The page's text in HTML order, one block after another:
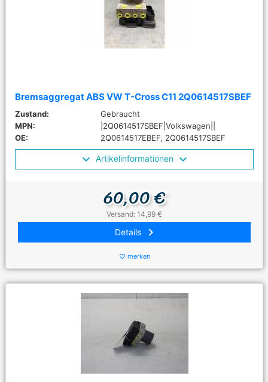
Bremsaggregat ABS VW T-Cross C11 2Q0614517SBEF
Zustand:
Gebraucht
MPN:
|2Q0614517SBEF|Volkswagen||
OE:
2Q0614517EBEF, 2Q0614517SBEF
Artikelinformationen
60,00 €
Versand: 14,99 €
Details keyboard_arrow_right
favorite_border merken